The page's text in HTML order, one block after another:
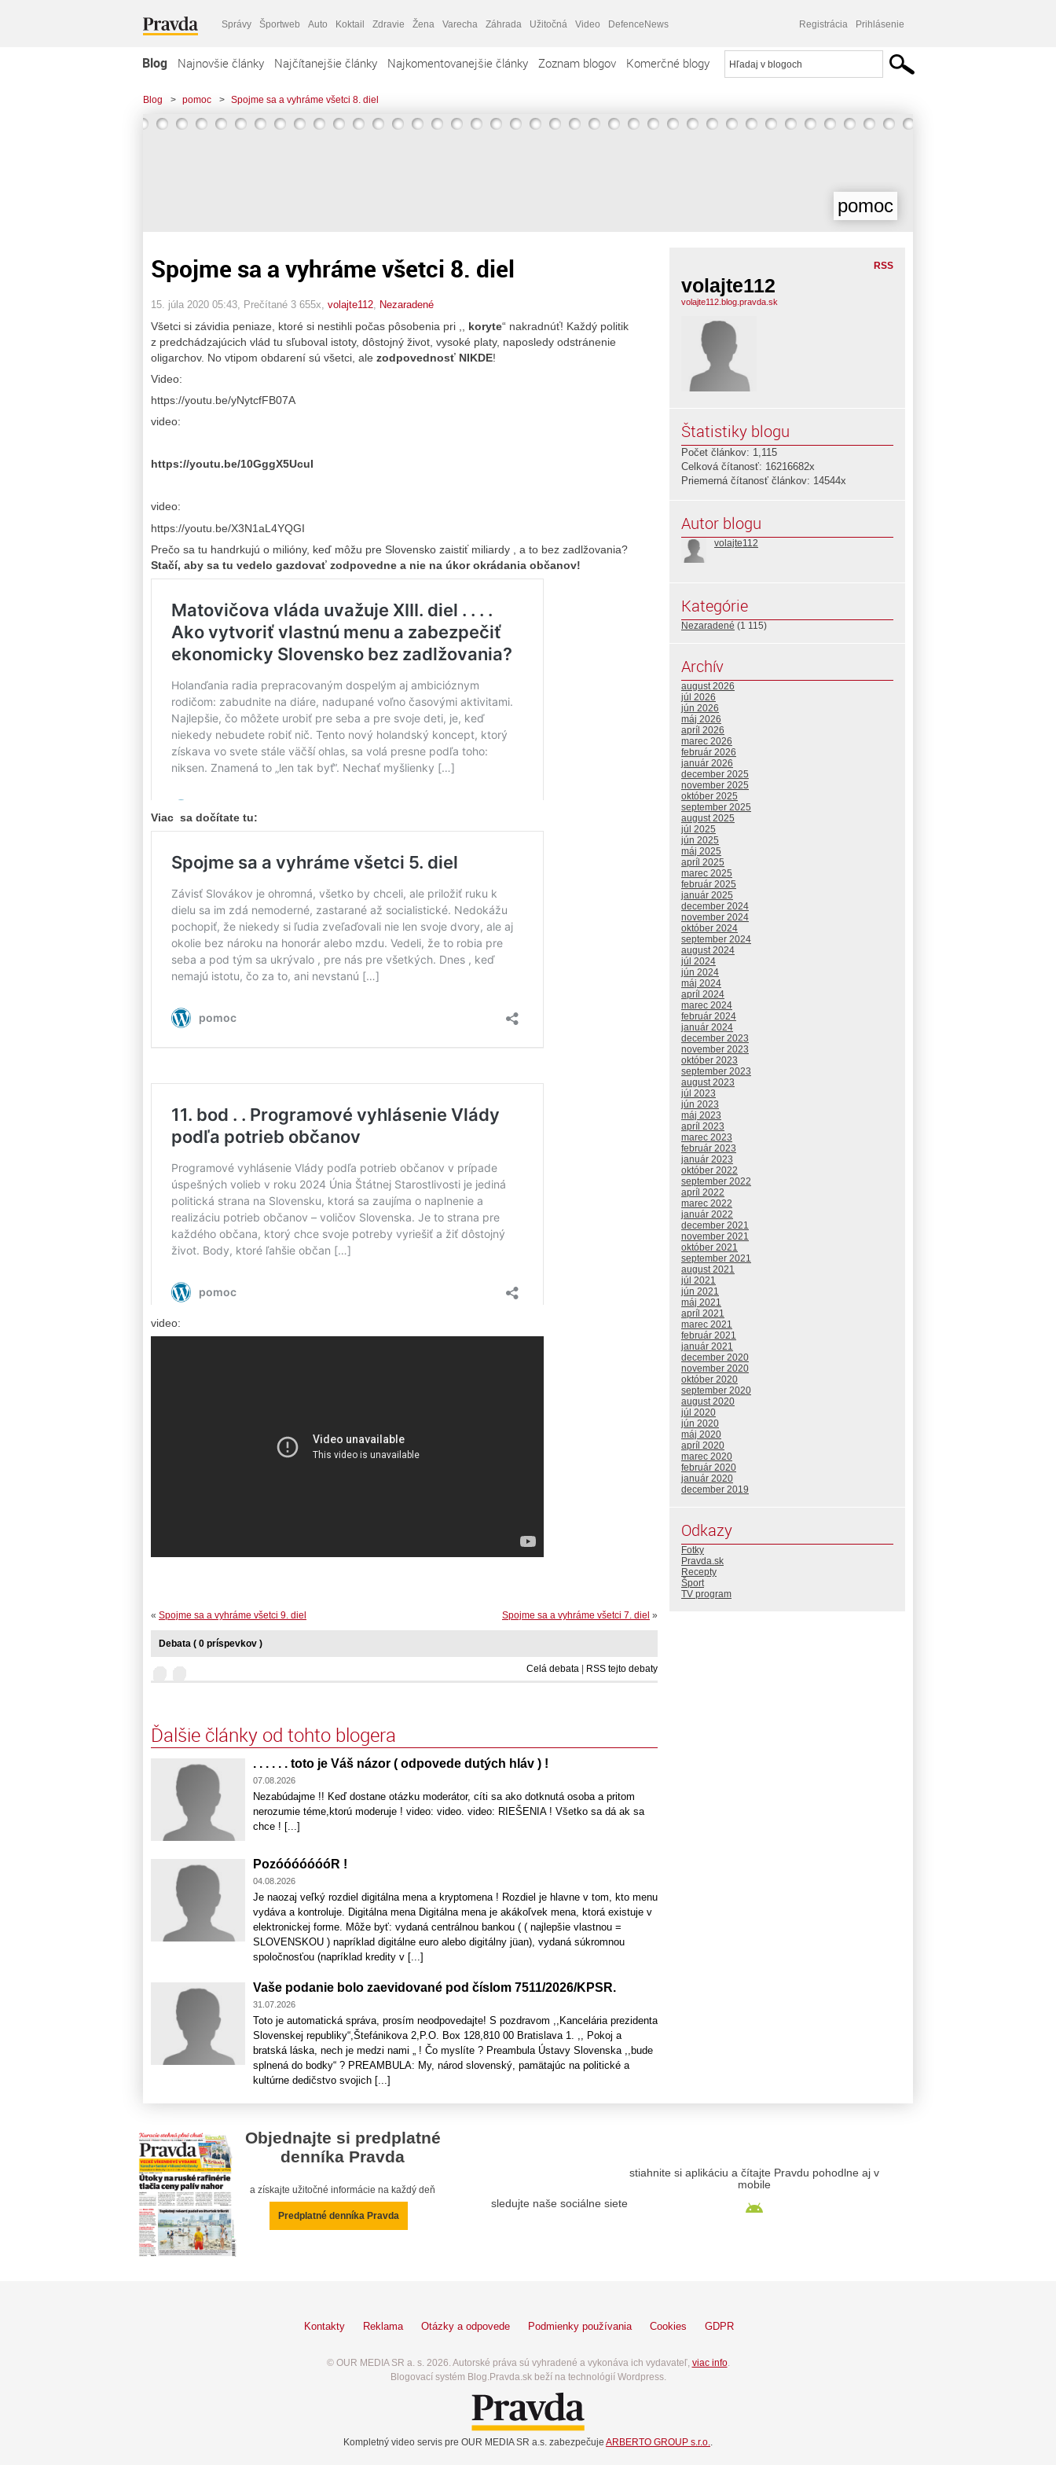
Správy Športweb Auto Koktail Zdravie Žena Varecha Záhrada Užitočná Video DefenceNews Registrácia Prihlásenie
Blog Najnovšie články Najčítanejšie články Najkomentovanejšie články Zoznam blogov Komerčné blogy
Blog > pomoc > Spojme sa a vyhráme všetci 8. diel
pomoc
Spojme sa a vyhráme všetci 8. diel
15. júla 2020 05:43 , Prečítané 3 655x, volajte112 Nezaradené
Všetci si závidia peniaze, ktoré si nestihli počas pôsobenia pri ,, koryte“ nakradnúť! Každý politik
z predchádzajúcich vlád tu sľuboval istoty, dôstojný život, vysoké platy, naposledy odstránenie
oligarchov. No vtipom obdarení sú všetci, ale zodpovednosť NIKDE!
Video:
https://youtu.be/yNytcfFB07A
video:
https://youtu.be/10GggX5UcuI
video:
https://youtu.be/X3N1aL4YQGI
Prečo sa tu handrkujú o milióny, keď môžu pre Slovensko zaistiť miliardy , a to bez zadlžovania?
Stačí, aby sa tu vedelo gazdovať zodpovedne a nie na úkor okrádania občanov!
Viac sa dočítate tu:
video:
Spojme sa a vyhráme všetci 7. diel »
« Spojme sa a vyhráme všetci 9. diel
Debata ( 0 príspevkov )
Celá debata | RSS tejto debaty
Ďalšie články od tohto blogera
. . . . . . toto je Váš názor ( odpovede dutých hláv ) !
07.08.2026
Nezabúdajme !! Keď dostane otázku moderátor, cíti sa ako dotknutá osoba a pritom
nerozumie téme,ktorú moderuje ! video: video. video: RIEŠENIA ! Všetko sa dá ak sa
chce ! [...]
PozóóóóóóóR !
04.08.2026
Je naozaj veľký rozdiel digitálna mena a kryptomena ! Rozdiel je hlavne v tom, kto menu
vydáva a kontroluje. Digitálna mena Digitálna mena je akákoľvek mena, ktorá existuje v
elektronickej forme. Môže byť: vydaná centrálnou bankou ( ( najlepšie vlastnou =
SLOVENSKOU ) napríklad digitálne euro alebo digitálny jüan), vydaná súkromnou
spoločnosťou (napríklad kredity v [...]
Vaše podanie bolo zaevidované pod číslom 7511/2026/KPSR.
31.07.2026
Toto je automatická správa, prosím neodpovedajte! S pozdravom ,,Kancelária prezidenta
Slovenskej republiky“,Štefánikova 2,P.O. Box 128,810 00 Bratislava 1. ,, Pokoj a
bratská láska, nech je medzi nami „ ! Čo myslíte ? Preambula Ústavy Slovenska ,,bude
splnená do bodky“ ? PREAMBULA: My, národ slovenský, pamätajúc na politické a
kultúrne dedičstvo svojich [...]
RSS
volajte112
volajte112.blog.pravda.sk
Štatistiky blogu
Počet článkov: 1,115
Celková čítanosť: 16216682x
Priemerná čítanosť článkov: 14544x
Autor blogu
volajte112
Kategórie
Nezaradené (1 115)
Archív
august 2026
júl 2026
jún 2026
máj 2026
apríl 2026
marec 2026
február 2026
január 2026
december 2025
november 2025
október 2025
september 2025
august 2025
júl 2025
jún 2025
máj 2025
apríl 2025
marec 2025
február 2025
január 2025
december 2024
november 2024
október 2024
september 2024
august 2024
júl 2024
jún 2024
máj 2024
apríl 2024
marec 2024
február 2024
január 2024
december 2023
november 2023
október 2023
september 2023
august 2023
júl 2023
jún 2023
máj 2023
apríl 2023
marec 2023
február 2023
január 2023
október 2022
september 2022
apríl 2022
marec 2022
január 2022
december 2021
november 2021
október 2021
september 2021
august 2021
júl 2021
jún 2021
máj 2021
apríl 2021
marec 2021
február 2021
január 2021
december 2020
november 2020
október 2020
september 2020
august 2020
júl 2020
jún 2020
máj 2020
apríl 2020
marec 2020
február 2020
január 2020
december 2019
Odkazy
Fotky
Pravda.sk
Recepty
Šport
TV program
Objednajte si predplatné
denníka Pravda
a získajte užitočné informácie na každý deň
Predplatné denníka Pravda
sledujte naše sociálne siete
stiahnite si aplikáciu a čítajte Pravdu pohodlne aj v
mobile
Kontakty Reklama Otázky a odpovede Podmienky používania Cookies GDPR
© OUR MEDIA SR a. s. 2026. Autorské práva sú vyhradené a vykonáva ich vydavateľ, viac info.
Blogovací systém Blog.Pravda.sk beží na technológií Wordpress.
Kompletný video servis pre OUR MEDIA SR a.s. zabezpečuje ARBERTO GROUP s.r.o..